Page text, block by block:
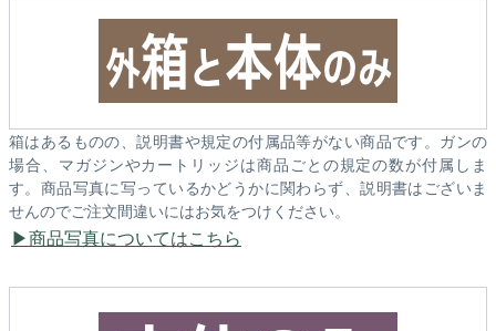
箱はあるものの、説明書や規定の付属品等がない商品です。ガンの
場合、マガジンやカートリッジは商品ごとの規定の数が付属しま
す。商品写真に写っているかどうかに関わらず、説明書はございま
せんのでご注文間違いにはお気をつけください。
商品写真についてはこちら